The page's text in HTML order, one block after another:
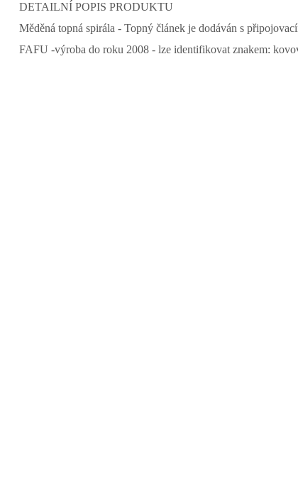
DETAILNÍ POPIS PRODUKTU
Měděná topná spirála - Topný článek je dodáván s
FAFU -výroba do roku 2008 - lze identifikovat znakem: